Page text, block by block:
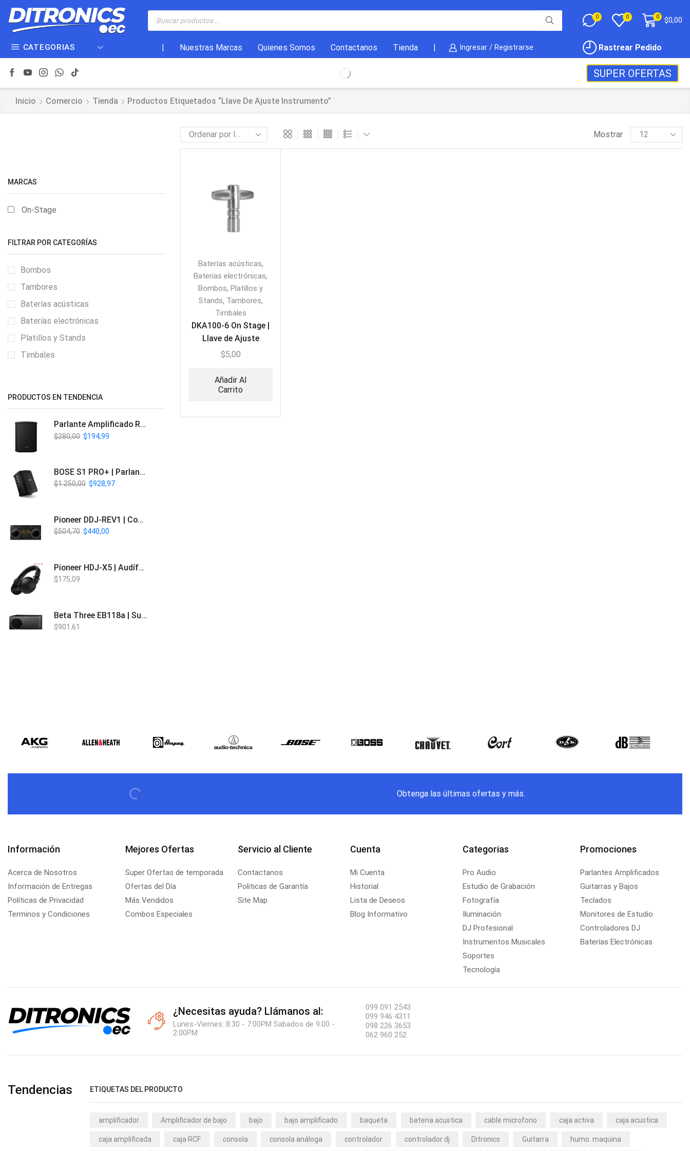
0 0 0 $0,00
CATEGORIAS Nuestras Marcas Quienes Somos Contactanos Tienda Ingresar / Registrarse Rastrear Pedido
SUPER OFERTAS
Inicio Comercio Tienda Productos Etiquetados “llave De Ajuste Instrumento”
Mostrar
Baterías acústicas,
Baterías electrónicas,
Bombos,Platillos y
Stands, Tambores,
Timbales
DKA100-6 On Stage |
Llave de Ajuste
Batería/Redoblante
$5,00
Añadir Al
Carrito
MARCAS
On-Stage
FILTRAR POR CATEGORÍAS
Bombos
Tambores
Baterías acústicas
Baterías electrónicas
Platillos y Stands
Timbales
PRODUCTOS EN TENDENCIA
Parlante Amplificado Recargable BT | Italy Audio ITL-PRO11
$280,00 $194,99
BOSE S1 PRO+ | Parlante Profesional PA Inalámbrico
$1.250,00 $928,97
Pioneer DDJ-REV1 | Controlador DJ de 2 canales estilo Scratch
$504,70 $440,00
Pioneer HDJ-X5 | Audífonos para DJ
$175,09
Beta Three EB118a | Sub Bajo Activo
$901,61
Obtenga las últimas ofertas y más.
Información
Acerca de Nosotros
Información de Entregas
Políticas de Privacidad
Terminos y Condiciones
Mejores Ofertas
Super Ofertas de temporada
Ofertas del Día
Más Vendidos
Combos Especiales
Servicio al Cliente
Contactanos
Politicas de Garantía
Site Map
Cuenta
Mi Cuenta
Historial
Lista de Deseos
Blog Informativo
Categorias
Pro Audio
Estudio de Grabación
Fotografía
Iluminación
DJ Profesional
Instrumentos Musicales
Soportes
Tecnología
Promociones
Parlantes Amplificados
Guitarras y Bajos
Teclados
Monitores de Estudio
Controladores DJ
Baterías Electrónicas
¿Necesitas ayuda? Llámanos al:
Lunes-Viernes: 8:30 - 7:00PM Sabados de 9:00 -
2:00PM
099 091 2543
099 946 4311
098 226 3653
062 960 252
Tendencias ETIQUETAS DEL PRODUCTO
amplificador Amplificador de bajo bajo bajo amplificado baqueta bateria acustica cable microfono caja activa caja acustica
caja amplificada caja RCF consola consola análoga controlador controlador dj Ditronics Guitarra humo. maquina